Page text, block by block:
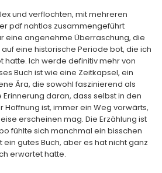
und verflochten, mit mehreren
pdf nahtlos zusammengeführt
eine angenehme Überraschung, die
eine historische Periode bot, die ich
hatte. Ich werde definitiv mehr von
Buch ist wie eine Zeitkapsel, ein
Ära, die sowohl faszinierend als
daran, dass selbst in den
Hoffnung ist, immer ein Weg vorwärts,
erscheinen mag. Die Erzählung ist
fühlte sich manchmal ein bisschen
ein gutes Buch, aber es hat nicht ganz
erwartet hatte.